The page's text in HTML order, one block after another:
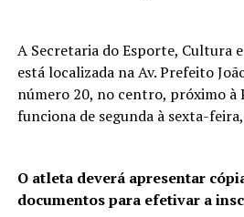
A Secretaria do Esporte, Cultura
está localizada na Av. Prefeito
número 20, no centro, próximo à
funciona de segunda à sexta-
O atleta deverá apresentar
documentos para efetivar a